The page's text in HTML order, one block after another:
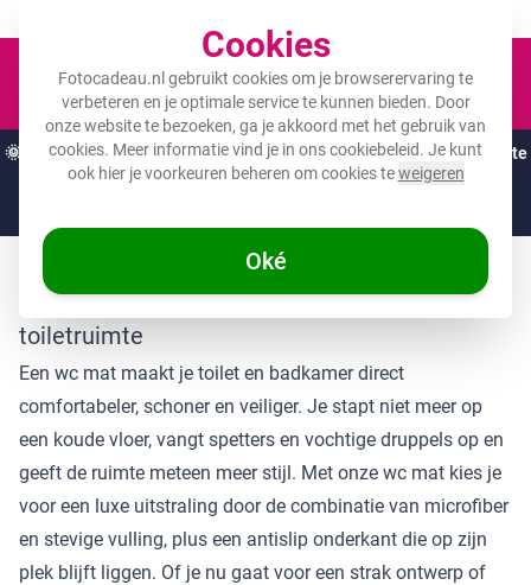
Cookies
Fotocadeau.nl gebruikt cookies om je browserervaring te
verbeteren en je optimale service te kunnen bieden. Door
onze website te bezoeken, ga je akkoord met het gebruik van
cookies. Meer informatie vind je in onscookiebeleid. Je kunt
ook hier je voorkeuren beheren om cookies teweigeren
Oké
🌞 ZOMERDEALS:De hoogste kortingen van het jaar op jouw favoriete
cadeaus! 🌞
Wc mat: de perfecte wc mat voor jouw
toiletruimte
Een wc mat maakt je toilet en badkamer direct
comfortabeler, schoner en veiliger. Je stapt niet meer op
een koude vloer, vangt spetters en vochtige druppels op en
geeft de ruimte meteen meer stijl. Met onze wc mat kies je
voor een luxe uitstraling door de combinatie van microfiber
en stevige vulling, plus een antislip onderkant die op zijn
plek blijft liggen. Of je nu gaat voor een strak ontwerp of